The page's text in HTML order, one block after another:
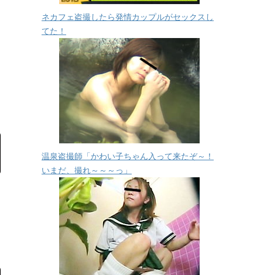
ネカフェ盗撮したら発情カップルがセックスし
てた！
温泉盗撮師「かわい子ちゃん入って来たぞ～！
いまだ、撮れ～～～っ」